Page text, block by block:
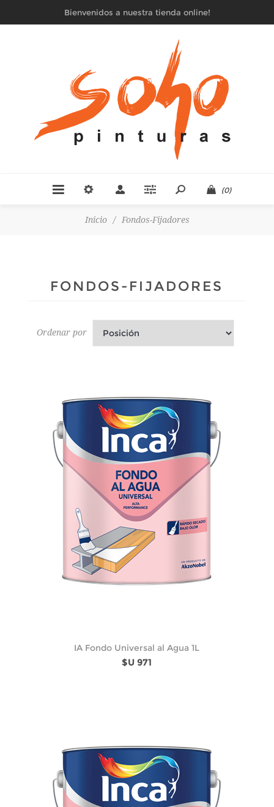
Bienvenidos a nuestra tienda online!
(0)
Inicio / Fondos-Fijadores
FONDOS-FIJADORES
Ordenar por
IA Fondo Universal al Agua 1L
$U 971